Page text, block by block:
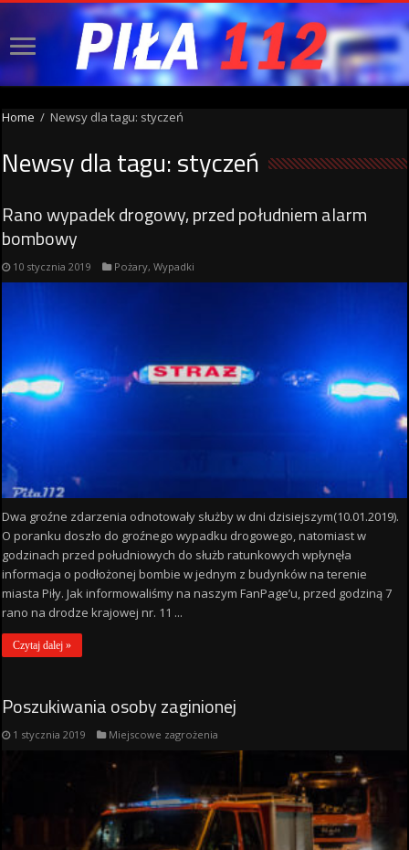
Home / Newsy dla tagu: styczeń
Newsy dla tagu:styczeń
Rano wypadek drogowy, przed południem alarm
bombowy
10 stycznia 2019 Pożary,Wypadki
Dwa groźne zdarzenia odnotowały służby w dni dzisiejszym(10.01.2019).
O poranku doszło do groźnego wypadku drogowego, natomiast w
godzinach przed południowych do służb ratunkowych wpłynęła
informacja o podłożonej bombie w jednym z budynków na terenie
miasta Piły. Jak informowaliśmy na naszym FanPage’u, przed godziną 7
rano na drodze krajowej nr. 11 ...
Czytaj dalej »
Poszukiwania osoby zaginionej
1 stycznia 2019 Miejscowe zagrożenia